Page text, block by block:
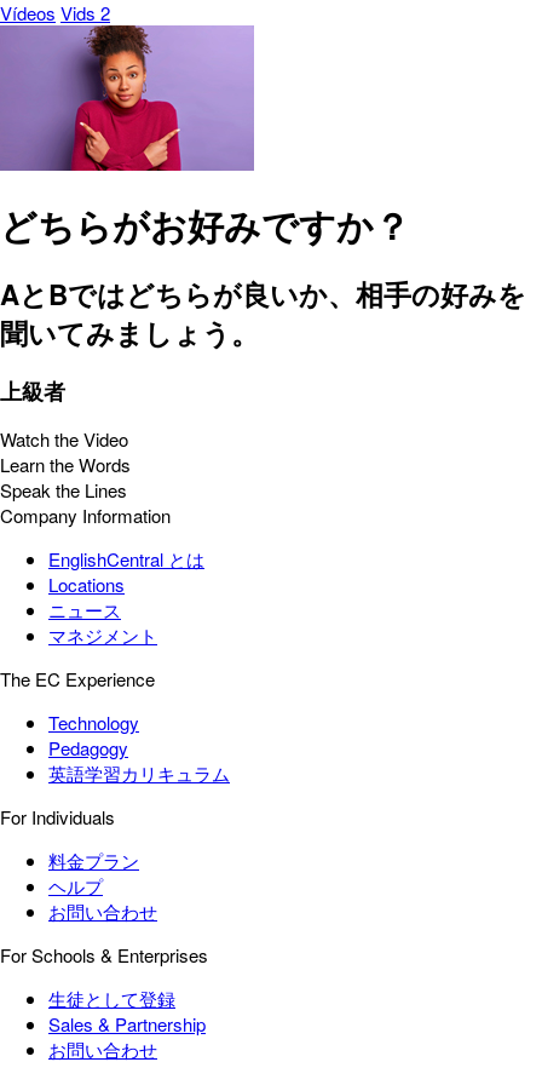
Vídeos Vids 2
どちらがお好みですか？
AとBではどちらが良いか、相手の好みを
聞いてみましょう。
上級者
Watch the Video
Learn the Words
Speak the Lines
Company Information
EnglishCentral とは
Locations
ニュース
マネジメント
The EC Experience
Technology
Pedagogy
英語学習カリキュラム
For Individuals
料金プラン
ヘルプ
お問い合わせ
For Schools & Enterprises
生徒として登録
Sales & Partnership
お問い合わせ